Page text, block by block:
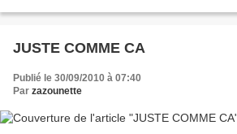
JUSTE COMME CA
Publié le 30/09/2010 à 07:40
Par zazounette